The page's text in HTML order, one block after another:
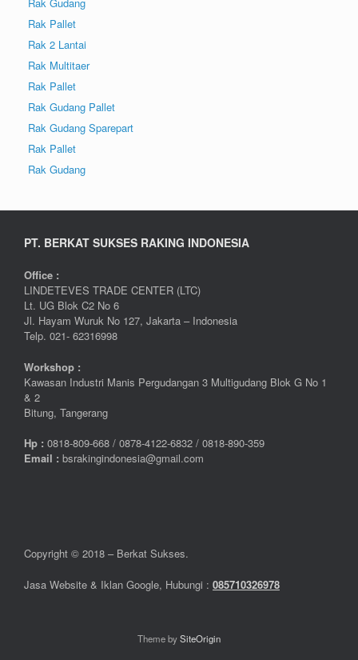
Rak Pallet
Rak 2 Lantai
Rak Multitaer
Rak Pallet
Rak Gudang Pallet
Rak Gudang Sparepart
Rak Pallet
Rak Gudang
PT. BERKAT SUKSES RAKING INDONESIA
Office :
LINDETEVES TRADE CENTER (LTC)
Lt. UG Blok C2 No 6
Jl. Hayam Wuruk No 127, Jakarta – Indonesia
Telp. 021- 62316998
Workshop :
Kawasan Industri Manis Pergudangan 3 Multigudang Blok G No 1
& 2
Bitung, Tangerang
Hp : 0818-809-668 / 0878-4122-6832 / 0818-890-359
Email : bsrakingindonesia@gmail.com
Copyright © 2018 – Berkat Sukses.
Jasa Website & Iklan Google, Hubungi : 085710326978
Theme bySiteOrigin